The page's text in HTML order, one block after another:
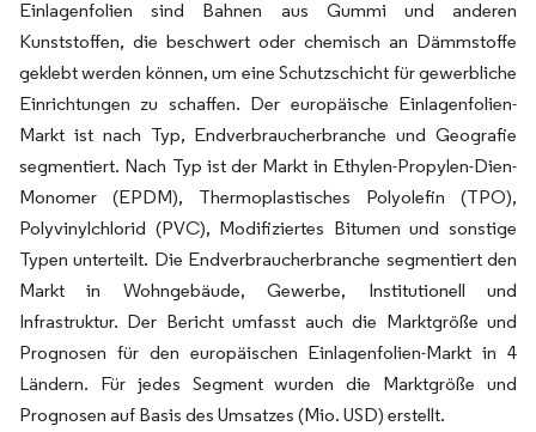
Einlagenfolien sind Bahnen aus Gummi und anderen
Kunststoffen, die beschwert oder chemisch an Dämmstoffe
geklebt werden können, um eine Schutzschicht für gewerbliche
Einrichtungen zu schaffen. Der europäische Einlagenfolien-
Markt ist nach Typ, Endverbraucherbranche und Geografie
segmentiert. Nach Typ ist der Markt in Ethylen-Propylen-Dien-
Monomer (EPDM), Thermoplastisches Polyolefin (TPO),
Polyvinylchlorid (PVC), Modifiziertes Bitumen und sonstige
Typen unterteilt. Die Endverbraucherbranche segmentiert den
Markt in Wohngebäude, Gewerbe, Institutionell und
Infrastruktur. Der Bericht umfasst auch die Marktgröße und
Prognosen für den europäischen Einlagenfolien-Markt in 4
Ländern. Für jedes Segment wurden die Marktgröße und
Prognosen auf Basis des Umsatzes (Mio. USD) erstellt.